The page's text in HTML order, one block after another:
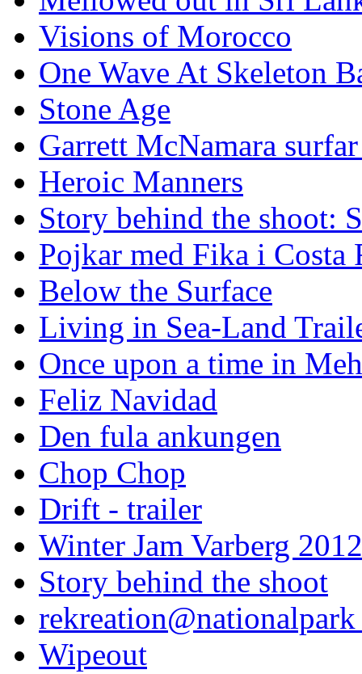
Visions of Morocco
One Wave At Skeleton
Stone Age
Garrett McNamara
Heroic Manners
Story behind the shoot:
Pojkar med Fika i Costa
Below the Surface
Living in Sea-Land
Once upon a time in
Feliz Navidad
Den fula ankungen
Chop Chop
Drift - trailer
Winter Jam Varberg 2012
Story behind the shoot
rekreation@nationalpark
Wipeout